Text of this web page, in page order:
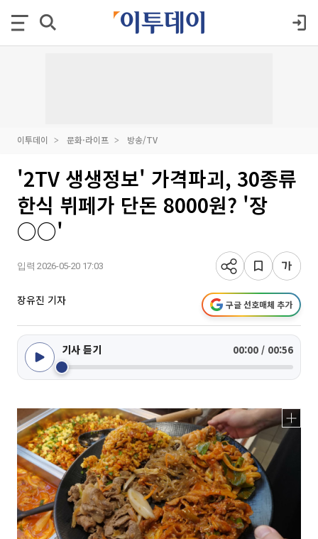
이투데이 문화·라이프 방송/TV
'2TV 생생정보' 가격파괴, 30종류
한식 뷔페가 단돈 8000원? '장
○○'
입력 2026-05-20 17:03
장유진 기자 구글 선호매체 추가
기사 듣기 00:00 / 00:56